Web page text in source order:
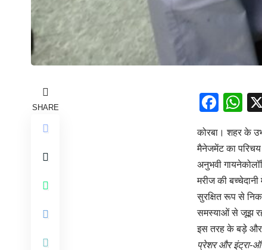
SHARE
कोरबा। शहर के
मैनेजमेंट का परिचय
अनुभवी
मरीज की
सुरक्षित रूप से
समस्याओं से जूझ
इस तरह के बड़े और
प्रेशर और इंट्रा-